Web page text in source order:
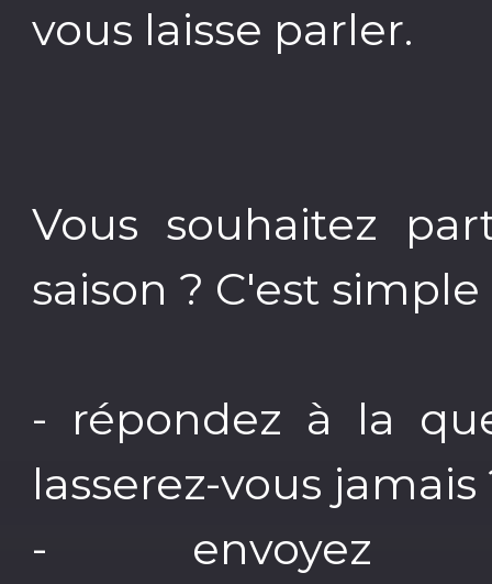
vous laisse parler.
Vous souhaitez
saison ? C'est simple
- répondez à la
lasserez-vous jamais
-